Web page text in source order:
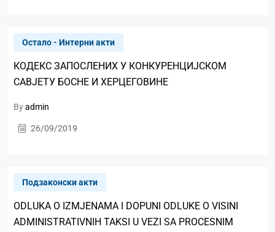
Oстало - Интерни акти
КОДЕКС ЗАПОСЛЕНИХ У КОНКУРЕНЦИЈСКОМ
САВЈЕТУ БОСНЕ И ХЕРЦЕГОВИНЕ
Byadmin
26/09/2019
Подзаконски акти
ODLUKA O IZMJENAMA I DOPUNI ODLUKE O VISINI
ADMINISTRATIVNIH TAKSI U VEZI SA PROCESNIM